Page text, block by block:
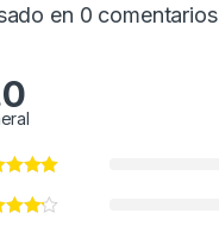
en 0 comentarios